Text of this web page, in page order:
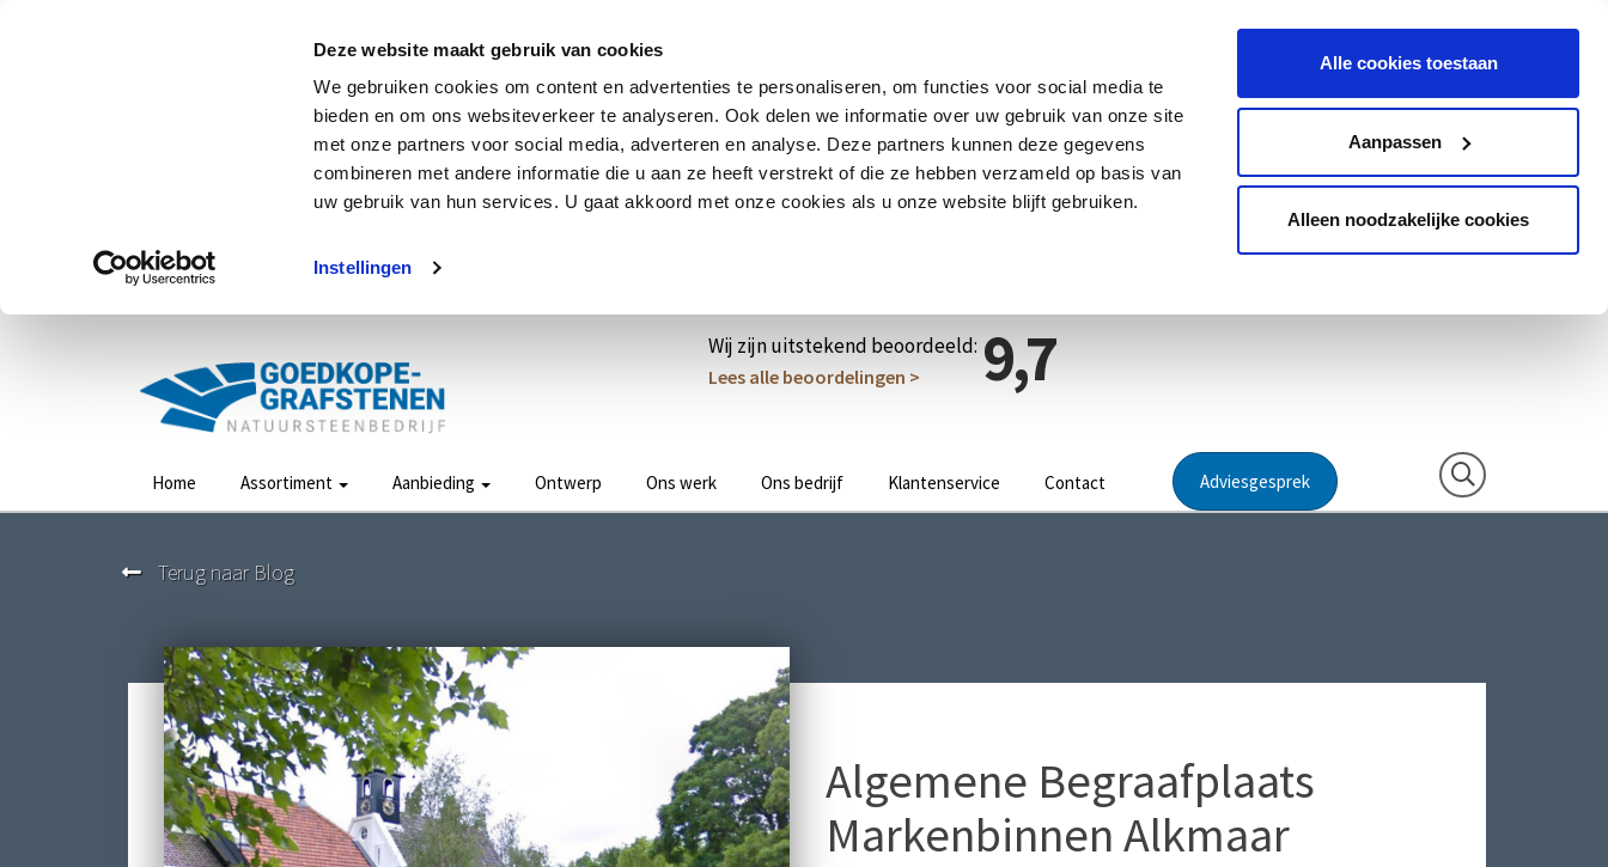
Deze website maakt gebruik van cookies
We gebruiken cookies om content en advertenties te personaliseren, om functies voor social media te
bieden en om ons websiteverkeer te analyseren. Ook delen we informatie over uw gebruik van onze site
met onze partners voor social media, adverteren en analyse. Deze partners kunnen deze gegevens
combineren met andere informatie die u aan ze heeft verstrekt of die ze hebben verzameld op basis van
uw gebruik van hun services. U gaat akkoord met onze cookies als u onze website blijft gebruiken.
Instellingen
Alle cookies toestaan
Aanpassen
Alleen noodzakelijke cookies
Wij zijn uitstekend beoordeeld: 9,7
Lees alle beoordelingen >
Home Assortiment Aanbieding Ontwerp Ons werk Ons bedrijf Klantenservice Contact Adviesgesprek
Terug naar Blog
Algemene Begraafplaats
Markenbinnen Alkmaar